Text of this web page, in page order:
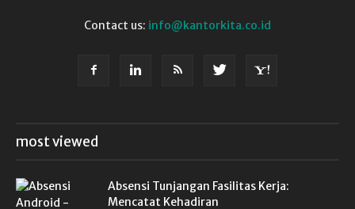
Contact us: info@kantorkita.co.id
most viewed
Absensi Tunjangan Fasilitas Kerja:
Mencatat Kehadiran